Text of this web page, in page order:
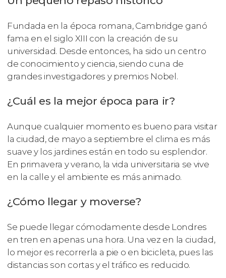
Fundada en la época romana, Cambridge ganó
fama en el siglo XIII con la creación de su
universidad. Desde entonces, ha sido un centro
de conocimiento y ciencia, siendo cuna de
grandes investigadores y premios Nobel.
¿Cuál es la mejor época para ir?
Aunque cualquier momento es bueno para visitar
la ciudad, de mayo a septiembre el clima es más
suave y los jardines están en todo su esplendor.
En primavera y verano, la vida universitaria se vive
en la calle y el ambiente es más animado.
¿Cómo llegar y moverse?
Se puede llegar cómodamente desde Londres
en tren en apenas una hora. Una vez en la ciudad,
lo mejor es recorrerla a pie o en bicicleta, pues las
distancias son cortas y el tráfico es reducido.